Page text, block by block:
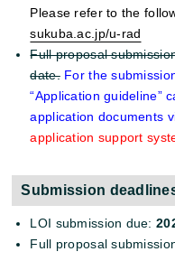
Please refer to the
sukuba.ac.jp/u-rad
Full proposal
date. For the
“Application guideline”
application documents
application support
Submission
LOI submission due:
Full proposal